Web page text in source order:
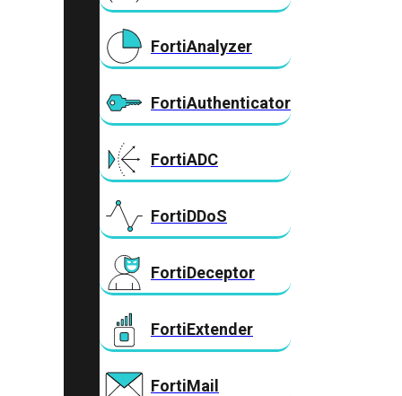
FortiAnalyzer
FortiAuthenticator
FortiADC
FortiDDoS
FortiDeceptor
FortiExtender
FortiMail